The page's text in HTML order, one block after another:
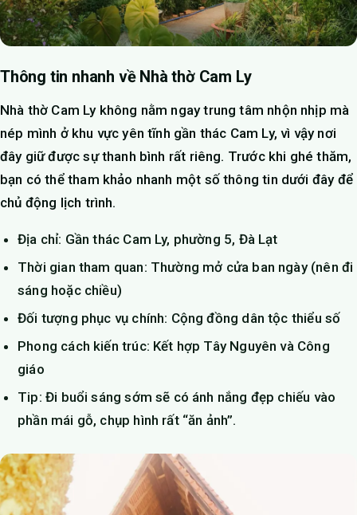
Thông tin nhanh về Nhà thờ Cam Ly
Nhà thờ Cam Ly không nằm ngay trung tâm nhộn nhịp mà
nép mình ở khu vực yên tĩnh gần thác Cam Ly, vì vậy nơi
đây giữ được sự thanh bình rất riêng. Trước khi ghé thăm,
bạn có thể tham khảo nhanh một số thông tin dưới đây để
chủ động lịch trình.
Địa chỉ: Gần thác Cam Ly, phường 5, Đà Lạt
Thời gian tham quan: Thường mở cửa ban ngày (nên đi
sáng hoặc chiều)
Đối tượng phục vụ chính: Cộng đồng dân tộc thiểu số
Phong cách kiến trúc: Kết hợp Tây Nguyên và Công
giáo
Tip: Đi buổi sáng sớm sẽ có ánh nắng đẹp chiếu vào
phần mái gỗ, chụp hình rất “ăn ảnh”.